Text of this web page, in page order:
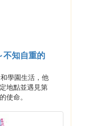
不知自重的
學園生活，他
地點並遇見第
使命。